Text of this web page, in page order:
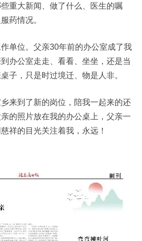
重大新闻、做了什么、医生的嘱
药情况。
单位。父亲30年前的办公室成了我
办公室走走、看看、坐坐，还是当
子，只是时过境迁、物是人非。
来到了新的岗位，陪我一起来的还
的照片放在我的办公桌上，父亲一
祥的目光关注着我，永远！